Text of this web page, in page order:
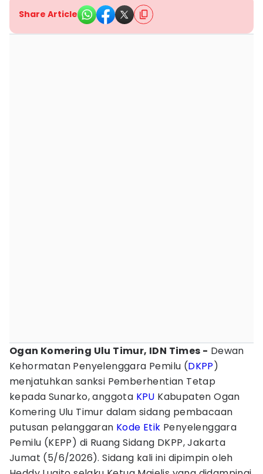
Share Article
Ogan Komering Ulu Timur, IDN Times - ‎ Dewan
Kehormatan Penyelenggara Pemilu (DKPP)
menjatuhkan sanksi Pemberhentian Tetap
kepada Sunarko, anggota KPU Kabupaten Ogan
Komering Ulu Timur dalam sidang pembacaan
putusan pelanggaran Kode Etik Penyelenggara
Pemilu (KEPP) di Ruang Sidang DKPP, Jakarta
Jumat (5/6/2026). Sidang kali ini dipimpin oleh